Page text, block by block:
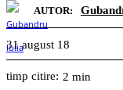
AUTOR:
31 august 18
timp citire: 2 min